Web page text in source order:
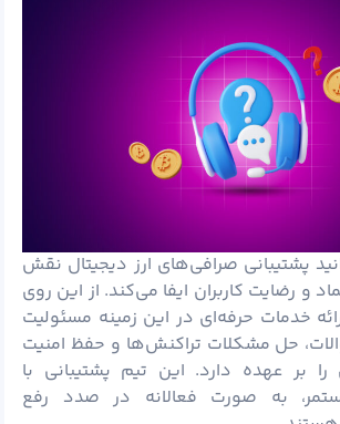
پشتیبانی صرافی‌های ارز دیجیتال نقش
و رضایت کاربران ایفا می‌کند. از این روی
خدمات حرفه‌ای در این زمینه مسئولیت
حل مشکلات تراکنش‌ها و حفظ امنیت
بر عهده دارد. این تیم پشتیبانی با
مستمر، به صورت فعالانه در صدد رفع